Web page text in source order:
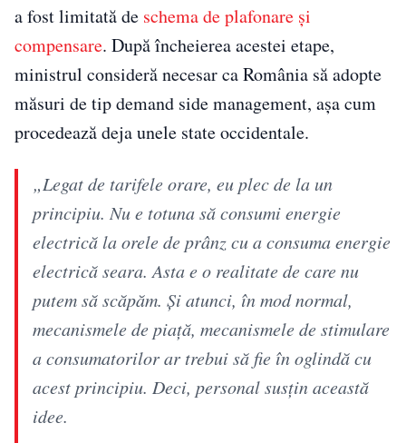
a fost limitată de schema de plafonare și
compensare. După încheierea acestei etape,
ministrul consideră necesar ca România să adopte
măsuri de tip demand side management, așa cum
procedează deja unele state occidentale.
„Legat de tarifele orare, eu plec de la un
principiu. Nu e totuna să consumi energie
electrică la orele de prânz cu a consuma energie
electrică seara. Asta e o realitate de care nu
putem să scăpăm. Şi atunci, în mod normal,
mecanismele de piaţă, mecanismele de stimulare
a consumatorilor ar trebui să fie în oglindă cu
acest principiu. Deci, personal susţin această
idee.